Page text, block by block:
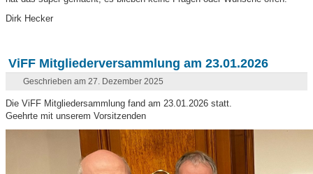
Dirk Hecker
ViFF Mitgliederversammlung am 23.01.2026
Geschrieben am 27. Dezember 2025
Die ViFF Mitgliedersammlung fand am 23.01.2026 statt.
Geehrte mit unserem Vorsitzenden